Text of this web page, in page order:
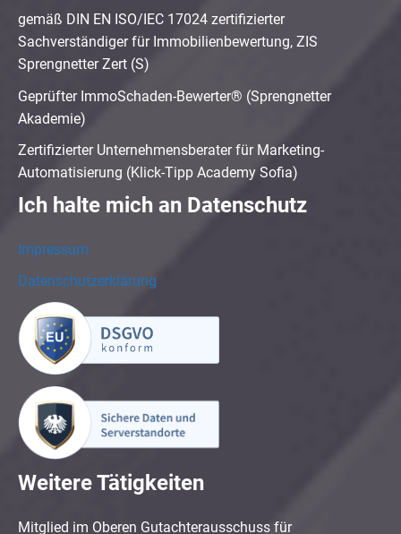
gemäß DIN EN ISO/IEC 17024 zertifizierter
Sachverständiger für Immobilienbewertung, ZIS
Sprengnetter Zert (S)
Geprüfter ImmoSchaden-Bewerter® (Sprengnetter
Akademie)
Zertifizierter Unternehmensberater für Marketing-
Automatisierung (Klick-Tipp Academy Sofia)
Ich halte mich an Datenschutz
Impressum
Datenschutzerklärung
Weitere Tätigkeiten
Mitglied im Oberen Gutachterausschuss für